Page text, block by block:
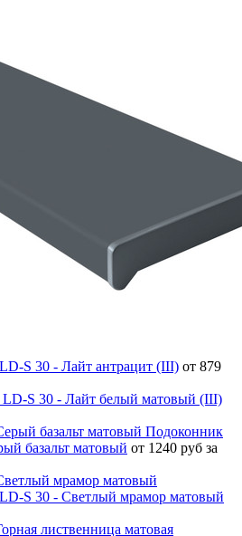
S 30 - Лайт антрацит (III) от 879
S 30 - Лайт белый матовый (III)
Подоконник
базальт матовый от 1240 руб за
S 30 - Светлый мрамор матовый